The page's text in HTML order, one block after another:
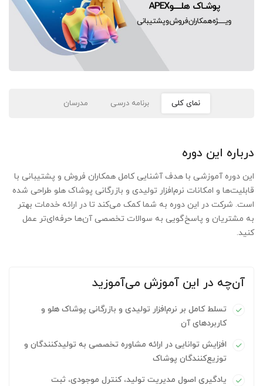
نمای کلی برنامه درسی مدرسان
درباره این دوره
این دوره آموزشی با هدف آشنایی کامل همکاران فروش و پشتیبانی با
قابلیت‌ها و امکانات نرم‌افزار تولیدی و بازرگانی پوشاک هلو طراحی شده
است. شرکت در این دوره به شما کمک می‌کند تا در ارائه خدمات بهتر
به مشتریان و پاسخ‌گویی به سوالات تخصصی آن‌ها حرفه‌ای‌تر عمل
کنید.
آن‌چه در این آموزش می‌آموزید
تسلط کامل بر نرم‌افزار تولیدی و بازرگانی پوشاک هلو و
کاربردهای آن
افزایش توانایی در ارائه مشاوره تخصصی به تولیدکنندگان و
توزیع‌کنندگان پوشاک
یادگیری اصول مدیریت تولید، کنترل موجودی، ثبت